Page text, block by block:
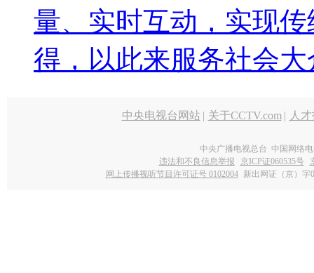
量、实时互动，实现
得，以此来服务社会
中央电视台网站 | 关于CCTV.com | 人
中央广播电视总台 中国网络
违法和不良信息举报
京ICP证060535号
网上传播视听节目许可证号 0102004 新出网证（京）